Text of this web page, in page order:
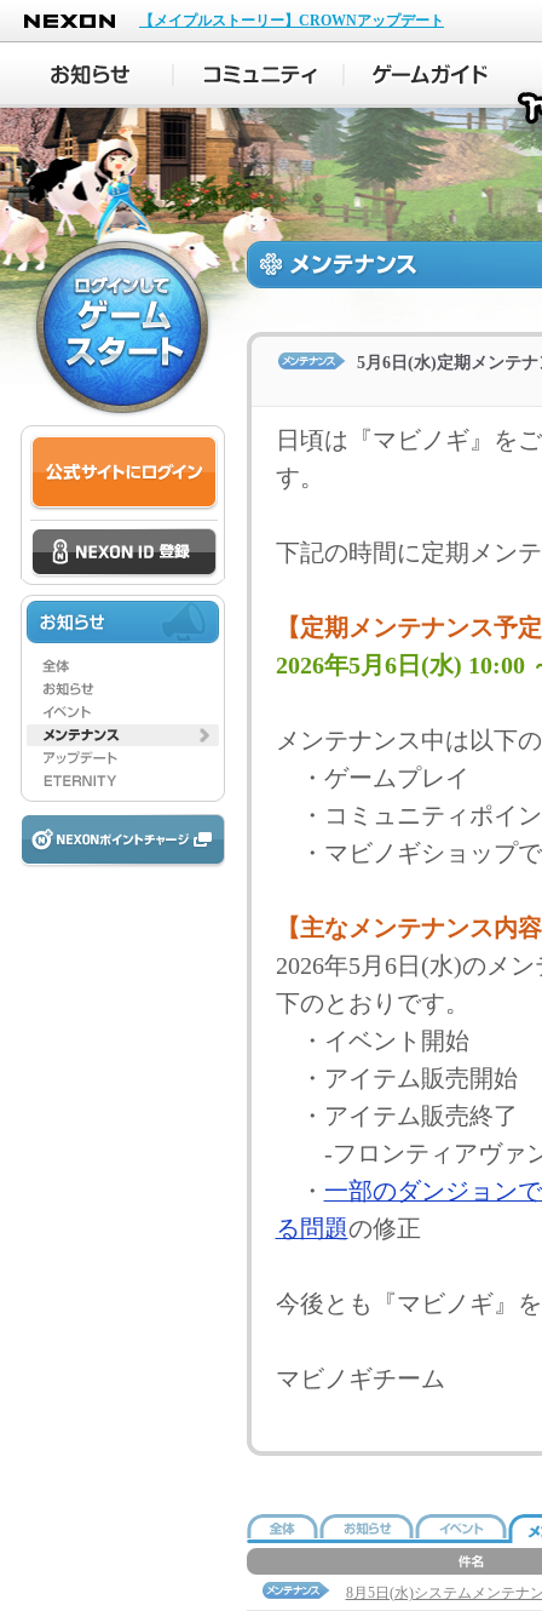
NEXON
【メイプルストーリー】CROWNアップデート
5月6日(水)定期メンテ
日頃は『マビノギ』を
す。
下記の時間に定期メン
【定期メンテナンス予
2026年5月6日(水) 10:00
メンテナンス中は以下
・ゲームプレイ
・コミュニティポイ
・マビノギショップ
【主なメンテナンス内
2026年5月6日(水)のメ
下のとおりです。
・イベント開始
・アイテム販売開始
・アイテム販売終了
-フロンティアヴァ
・ 一部のダンジョン
る問題の修正
今後とも『マビノギ』
マビノギチーム
8月5日(水)システムメンテナ